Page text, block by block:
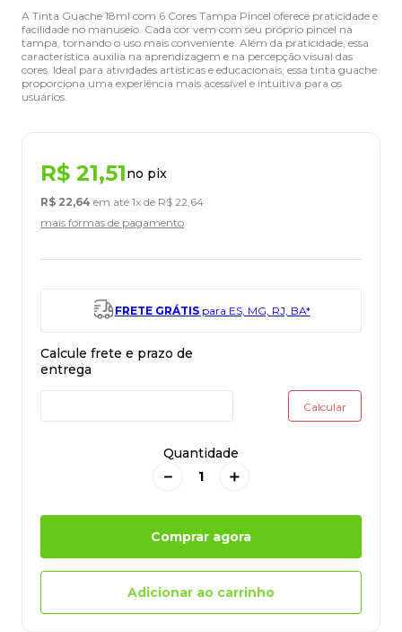
A Tinta Guache 18ml com 6 Cores Tampa Pincel oferece praticidade e
facilidade no manuseio. Cada cor vem com seu próprio pincel na
tampa, tornando o uso mais conveniente. Além da praticidade, essa
característica auxilia na aprendizagem e na percepção visual das
cores. Ideal para atividades artísticas e educacionais, essa tinta guache
proporciona uma experiência mais acessível e intuitiva para os
usuários.
R$ 21,51no pix
R$ 22,64 em até 1x de R$ 22,64
mais formas de pagamento
FRETE GRÁTISpara ES, MG, RJ, BA*
Quantidade
＋
－
Comprar agora
Adicionar ao carrinho